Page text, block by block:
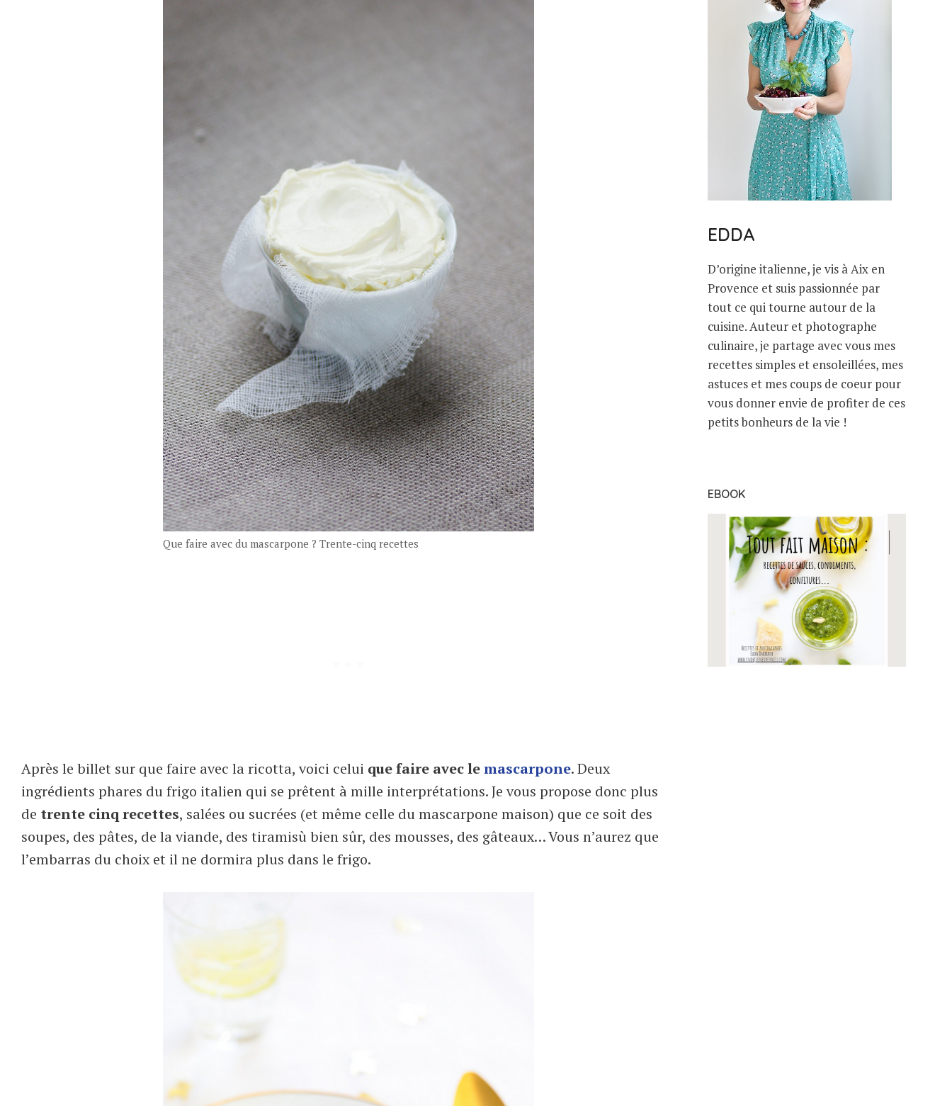
Que faire avec du mascarpone ? Trente-cinq recettes
Après le billet sur que faire avec la ricotta, voici celui que faire avec lemascarpone. Deux
ingrédients phares du frigo italien qui se prêtent à mille interprétations. Je vous propose donc plus
de trente cinq recettes, salées ou sucrées (et même celle du mascarpone maison) que ce soit des
soupes, des pâtes, de la viande, des tiramisù bien sûr, des mousses, des gâteaux… Vous n’aurez que
l’embarras du choix et il ne dormira plus dans le frigo.
EDDA
D’origine italienne, je vis à Aix en
Provence et suis passionnée par
tout ce qui tourne autour de la
cuisine. Auteur et photographe
culinaire, je partage avec vous mes
recettes simples et ensoleillées, mes
astuces et mes coups de coeur pour
vous donner envie de profiter de ces
petits bonheurs de la vie !
EBOOK